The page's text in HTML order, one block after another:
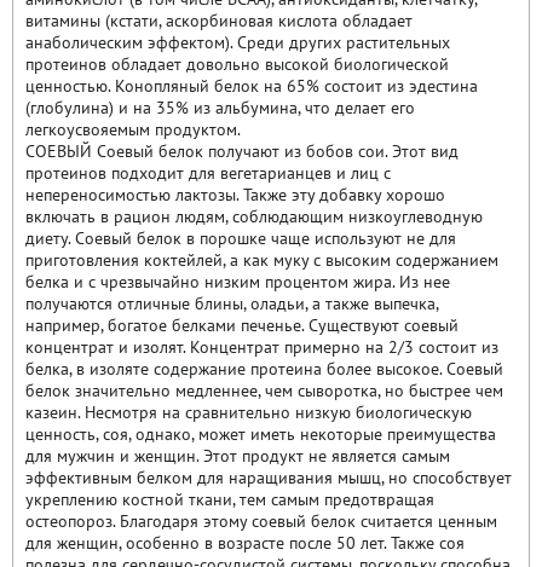
витамины (кстати, аскорбиновая кислота обладает
анаболическим эффектом). Среди других растительных
протеинов обладает довольно высокой биологической
ценностью. Конопляный белок на 65% состоит из эдестина
(глобулина) и на 35% из альбумина, что делает его
легкоусвояемым продуктом.
СОЕВЫЙ Соевый белок получают из бобов сои. Этот вид
протеинов подходит для вегетарианцев и лиц с
непереносимостью лактозы. Также эту добавку хорошо
включать в рацион людям, соблюдающим низкоуглеводную
диету. Соевый белок в порошке чаще используют не для
приготовления коктейлей, а как муку с высоким содержанием
белка и с чрезвычайно низким процентом жира. Из нее
получаются отличные блины, оладьи, а также выпечка,
например, богатое белками печенье. Существуют соевый
концентрат и изолят. Концентрат примерно на 2/3 состоит из
белка, в изоляте содержание протеина более высокое. Соевый
белок значительно медленнее, чем сыворотка, но быстрее чем
казеин. Несмотря на сравнительно низкую биологическую
ценность, соя, однако, может иметь некоторые преимущества
для мужчин и женщин. Этот продукт не является самым
эффективным белком для наращивания мышц, но способствует
укреплению костной ткани, тем самым предотвращая
остеопороз. Благодаря этому соевый белок считается ценным
для женщин, особенно в возрасте после 50 лет. Также соя